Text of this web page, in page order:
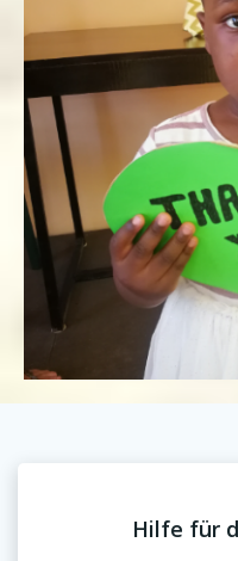
Hilfe für